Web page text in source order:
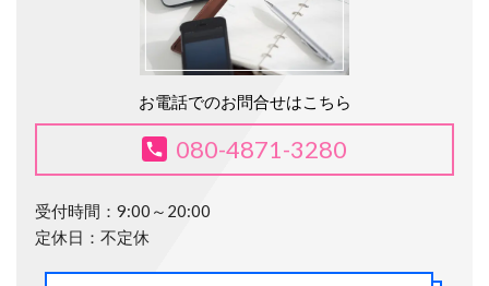
お電話でのお問合せはこちら
080-4871-3280
受付時間：9:00～20:00
定休日：不定休